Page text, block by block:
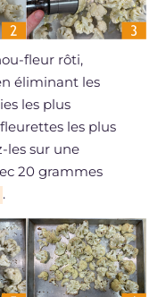
fleur rôti,
éliminant les
les plus
les plus
les sur une
20 grammes
.